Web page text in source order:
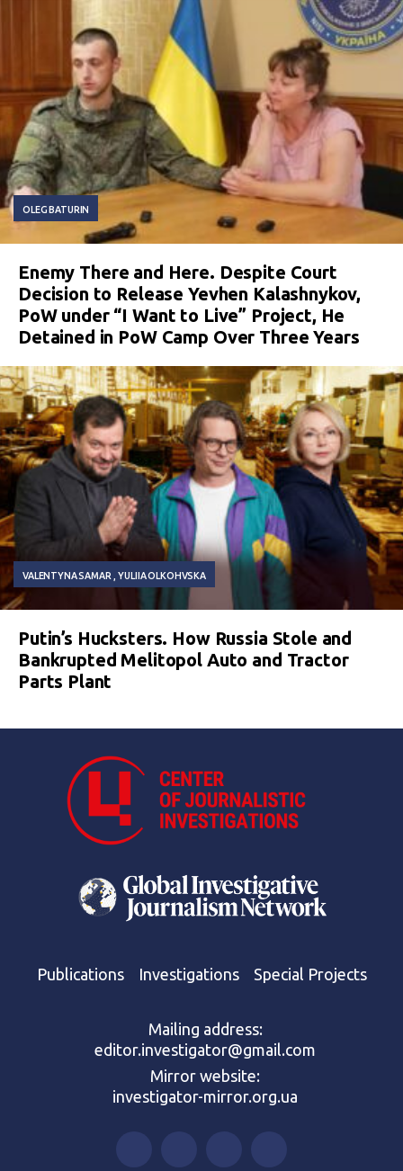
OLEG BATURIN
Enemy There and Here. Despite Court
Decision to Release Yevhen Kalashnykov,
PoW under “I Want to Live” Project, He
Detained in PoW Camp Over Three Years
VALENTYNA SAMAR YULIIA OLKOHVSKA
Putin’s Hucksters. How Russia Stole and
Bankrupted Melitopol Auto and Tractor
Parts Plant
Publications Investigations Special Projects
Mailing address:
editor.investigator@gmail.com
Mirror website:
investigator-mirror.org.ua